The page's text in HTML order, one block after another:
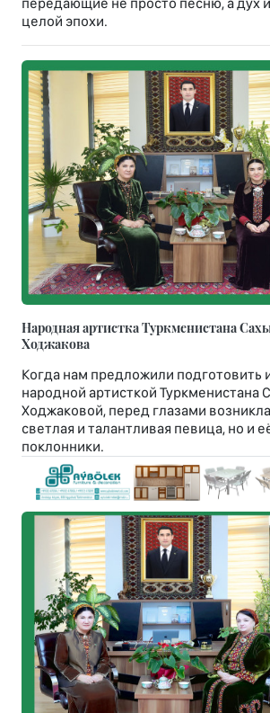
целой эпохи.
Народная артистка Туркменистана
Ходжакова
Когда нам предложили подготовить
народной артисткой Туркменистана
Ходжаковой, перед глазами
светлая и талантливая певица, но и
поклонники.